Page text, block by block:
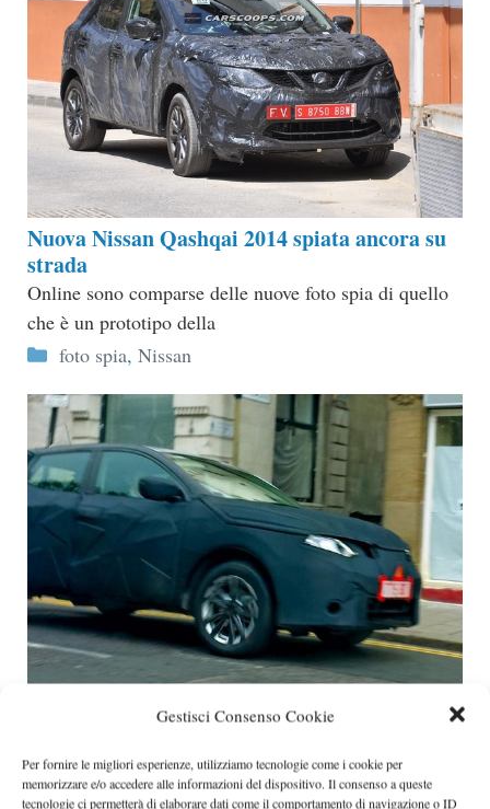
Gestisci Consenso Cookie
Per fornire le migliori esperienze, utilizziamo tecnologie come i cookie per
memorizzare e/o accedere alle informazioni del dispositivo. Il consenso a queste
tecnologie ci permetterà di elaborare dati come il comportamento di navigazione o ID
Nuova Nissan Qashqai 2014 spiata ancora su
strada
Online sono comparse delle nuove foto spia di quello
che è un prototipo della
Categorie
foto spia, Nissan
Nissan Qashqai 2014 ultime foto spia
durante dei test su strada
Categorie
foto spia,Nissan